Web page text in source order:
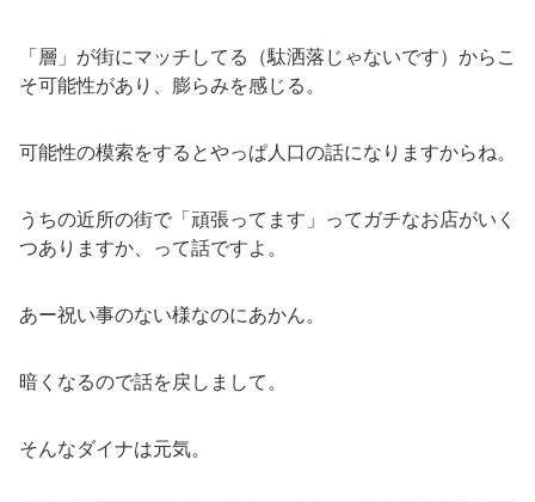
「層」が街にマッチしてる（駄洒落じゃないです）からこ
そ可能性があり、膨らみを感じる。
可能性の模索をするとやっぱ人口の話になりますからね。
うちの近所の街で「頑張ってます」ってガチなお店がいく
つありますか、って話ですよ。
あー祝い事のない様なのにあかん。
暗くなるので話を戻しまして。
そんなダイナは元気。